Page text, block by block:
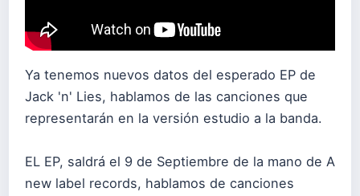
Ya tenemos nuevos datos del esperado EP de
Jack 'n' Lies, hablamos de las canciones que
representarán en la versión estudio a la banda.
EL EP, saldrá el 9 de Septiembre de la mano de A
new label records, hablamos de canciones